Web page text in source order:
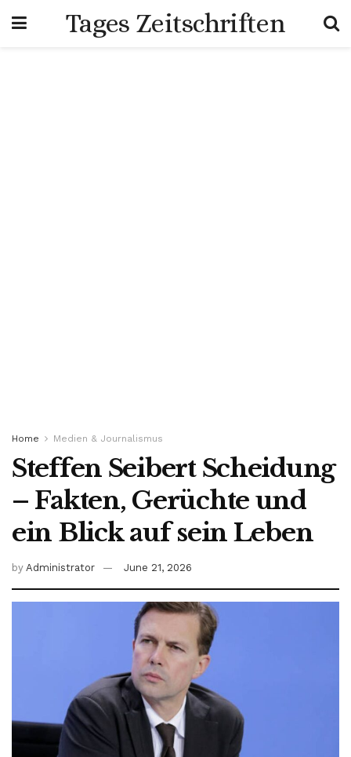
Tages Zeitschriften
Home Medien & Journalismus
Steffen Seibert Scheidung
– Fakten, Gerüchte und
ein Blick auf sein Leben
by Administrator June 21, 2026